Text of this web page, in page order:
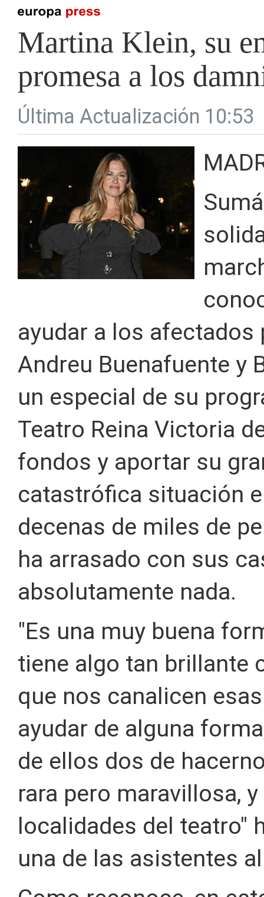
Martina Klein, su
promesa a los
Última Actualización 10:53
ayudar a los afectados
Andreu Buenafuente y
un especial de su
Teatro Reina Victoria
fondos y aportar su
catastrófica situación
decenas de miles de
ha arrasado con sus
absolutamente nada.
"Es una muy buena
tiene algo tan brillante
que nos canalicen
ayudar de alguna
de ellos dos de
rara pero maravillosa,
localidades del teatro"
una de las asistentes